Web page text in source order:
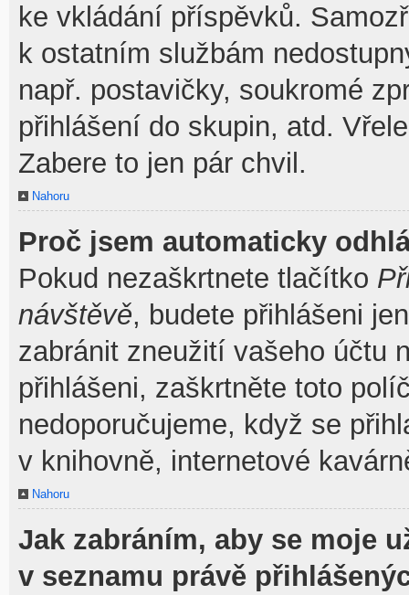
ke vkládání příspěvků.
k ostatním službám
např. postavičky, soukromé
přihlášení do skupin, atd.
Zabere to jen pár chvil.
Nahoru
Proč jsem automaticky
Pokud nezaškrtnete tlačítko
návštěvě, budete přihlášeni
zabránit zneužití vašeho účtu
přihlášeni, zaškrtněte toto
nedoporučujeme, když se
v knihovně, internetové
Nahoru
Jak zabráním, aby se moje
v seznamu právě